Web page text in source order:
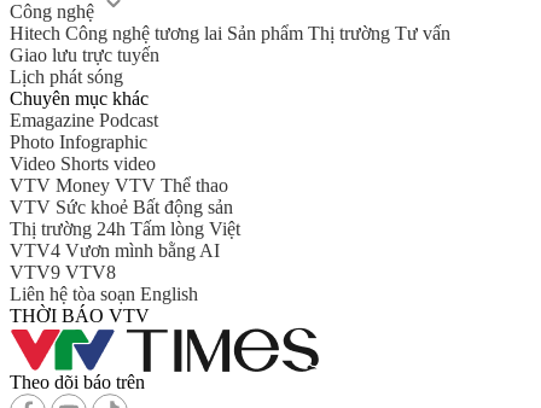
Công nghệ
Hitech Công nghệ tương lai Sản phẩm Thị trường Tư vấn
Giao lưu trực tuyến
Lịch phát sóng
Chuyên mục khác
Emagazine Podcast
Photo Infographic
Video Shorts video
VTV Money VTV Thể thao
VTV Sức khoẻ Bất động sản
Thị trường 24h Tấm lòng Việt
VTV4 Vươn mình bằng AI
VTV9 VTV8
Liên hệ tòa soạn English
THỜI BÁO VTV
Theo dõi báo trên